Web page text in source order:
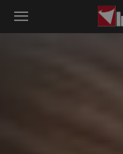
Instinkt